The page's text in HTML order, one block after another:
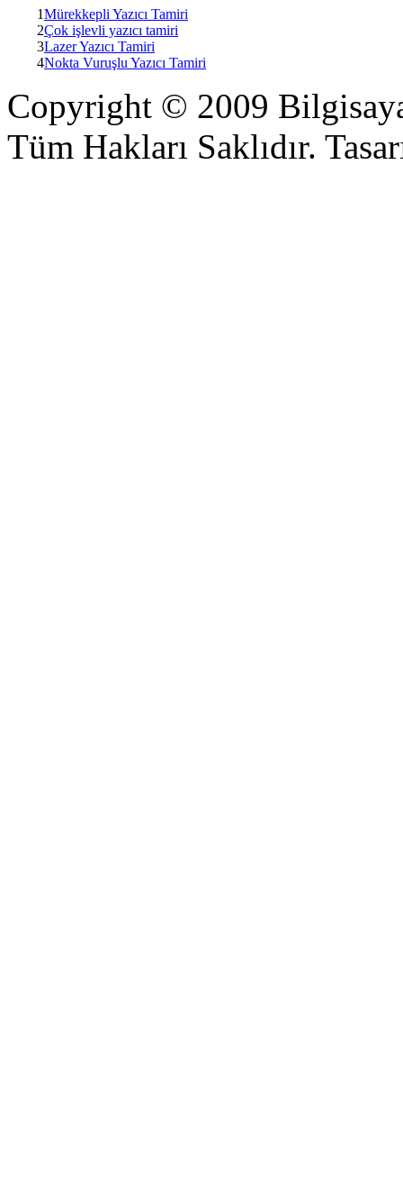
1Mürekkepli Yazıcı Tamiri
2Çok işlevli yazıcı tamiri
3Lazer Yazıcı Tamiri
4Nokta Vuruşlu Yazıcı Tamiri
Copyright © 2009
Tüm Hakları Saklıdır.